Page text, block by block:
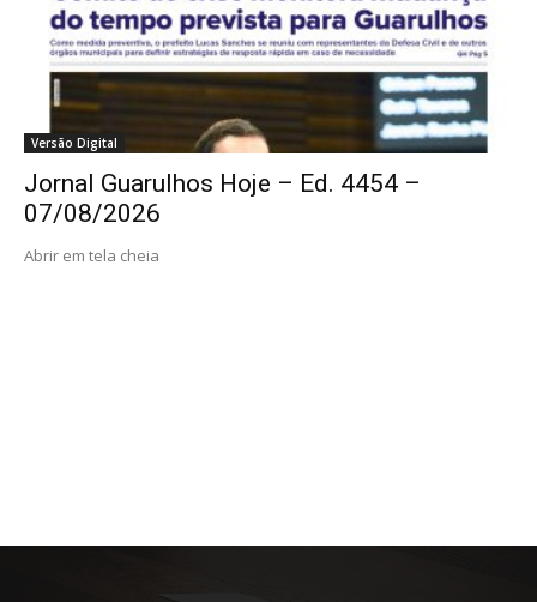
Versão Digital
Jornal Guarulhos Hoje – Ed. 4454 –
07/08/2026
Abrir em tela cheia